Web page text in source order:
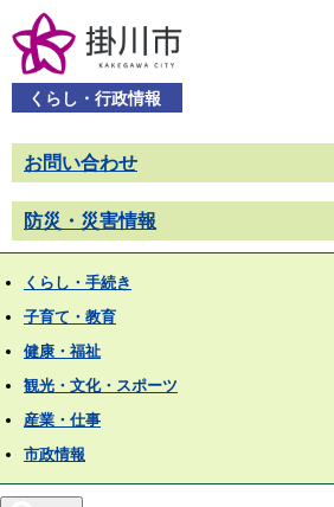
くらし・行政情報
お問い合わせ
防災・災害情報
くらし・手続き
子育て・教育
健康・福祉
観光・文化・スポーツ
産業・仕事
市政情報